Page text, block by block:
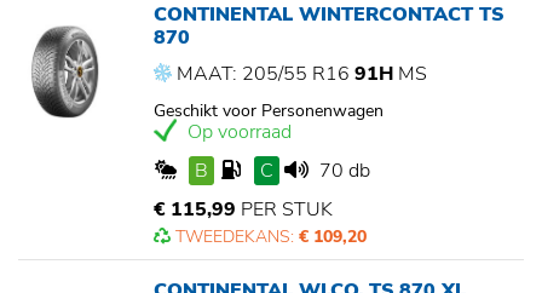
CONTINENTAL WINTERCONTACT TS
870
MAAT: 205/55 R16 91H MS
Geschikt voor Personenwagen
Op voorraad
B
C
70 db
€ 115,99 PER STUK
TWEEDEKANS: € 109,20